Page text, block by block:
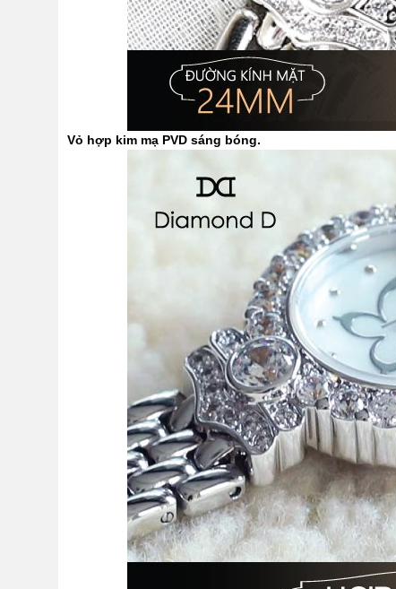
Vỏ hợp kim mạ PVD sáng bóng.